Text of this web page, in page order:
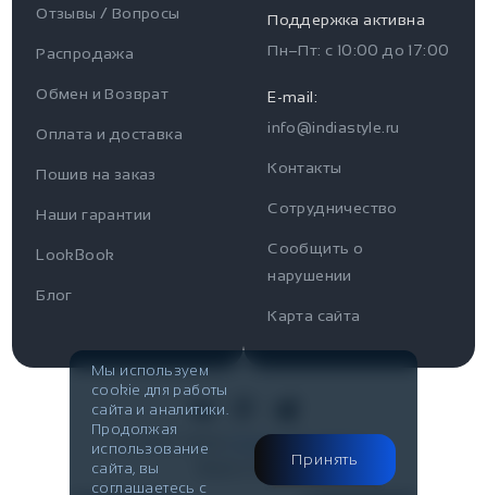
Контакты
Часы работы поддержки
Пн-Пт c 10:00 до 17:00
Telegram
E-mail
info@indiastyle.ru
Для пользователя
Информация
Наши гарантии
Контакты
Публичная оферта
Look Book
Мы используем
cookie для работы
сайта и аналитики.
Продолжая
использование
сайта, вы
соглашаетесь с
Принять
Отзывы / Вопросы
Распродажа
Обмен и Возврат
Оплата и доставка
Пошив на заказ
Наши гарантии
LookBook
Блог
Поддержка активна
Пн–Пт: с 10:00 до 17:00
E-mail:
info@indiastyle.ru
Контакты
Сотрудничество
Сообщить о
нарушении
Карта сайта
© 2007-2026
Публичная оферта
Made in Flow